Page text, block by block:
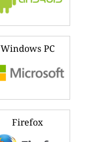
Windows PC
Firefox